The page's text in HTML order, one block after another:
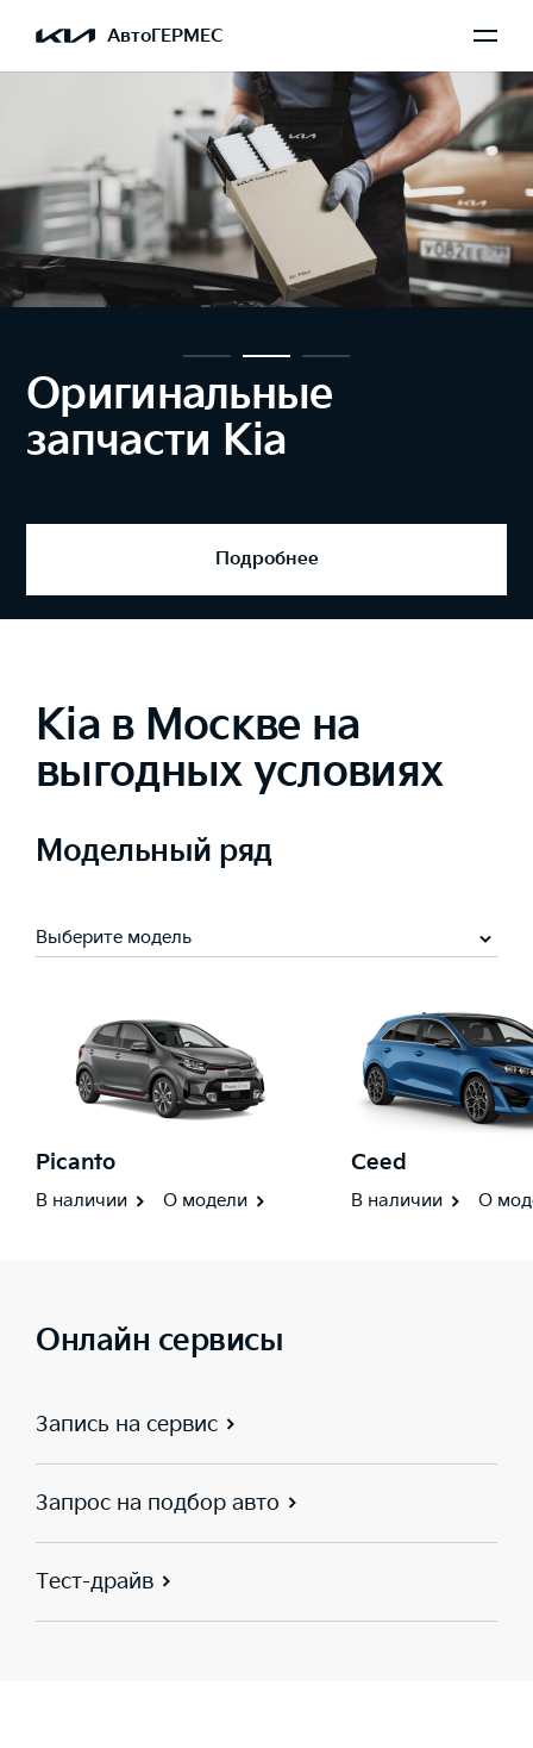
АвтоГЕРМЕС
Оригинальные
запчасти Kia
Подробнее
Kia в Москве на
выгодных условиях
Модельный ряд
Выберите модель
Picanto
В наличии О модели
Ceed
В наличии О
Онлайн сервисы
Запись на сервис
Запрос на подбор авто
Тест-драйв